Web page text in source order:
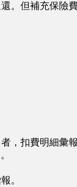
。但補充保險
，扣費明細彙
。